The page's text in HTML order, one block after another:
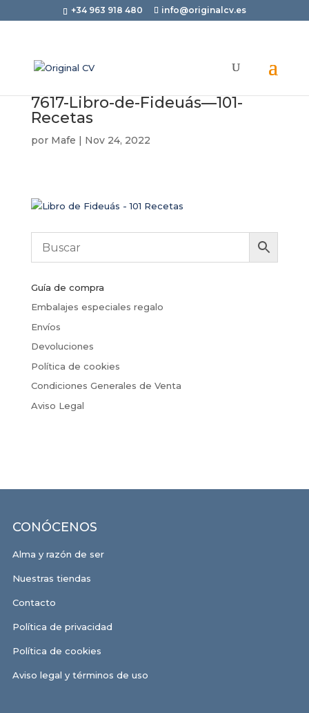
+34 963 918 480 info@originalcv.es
7617-Libro-de-Fideuás—101-
Recetas
por Mafe | Nov 24, 2022
Guía de compra
Embalajes especiales regalo
Envíos
Devoluciones
Política de cookies
Condiciones Generales de Venta
Aviso Legal
CONÓCENOS
Alma y razón de ser
Nuestras tiendas
Contacto
Política de privacidad
Política de cookies
Aviso legal y términos de uso